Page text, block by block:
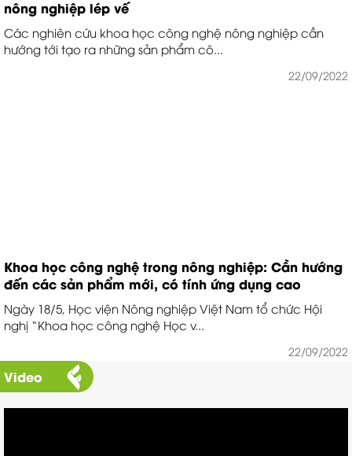
nông nghiệp lép vế
Các nghiên cứu khoa học công nghệ nông nghiệp cần
hướng tới tạo ra những sản phẩm cô...
22/09/2022
Khoa học công nghệ trong nông nghiệp: Cần hướng
đến các sản phẩm mới, có tính ứng dụng cao
Ngày 18/5, Học viện Nông nghiệp Việt Nam tổ chức Hội
nghị “Khoa học công nghệ Học v...
22/09/2022
Video
TRÊN KH...